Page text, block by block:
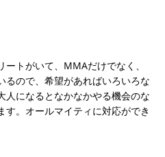
ートがいて、MMAだけでなく、
るので、希望があればいろいろな
人になるとなかなかやる機会のな
す。オールマイティに対応ができ